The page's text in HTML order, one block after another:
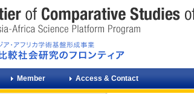
Member Access & Contact